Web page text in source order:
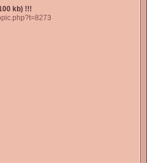
kb) !!!